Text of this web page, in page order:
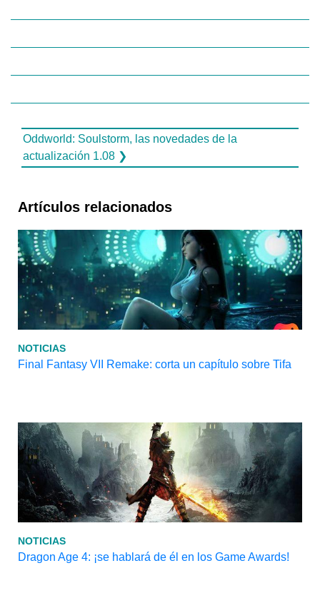
Oddworld: Soulstorm, las novedades de la
actualización 1.08 ❯
Artículos relacionados
NOTICIAS
Final Fantasy VII Remake: corta un capítulo sobre Tifa
NOTICIAS
Dragon Age 4: ¡se hablará de él en los Game Awards!